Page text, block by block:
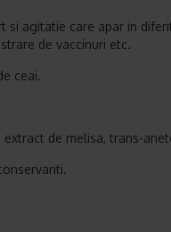
si agitatie care apar in
de vaccinuri etc.
ceai.
de melisa, trans-